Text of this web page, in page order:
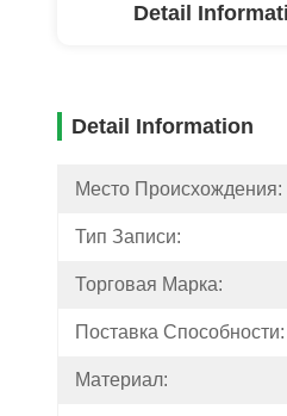
Detail
Detail Information
Место Происхождения:
Тип Записи:
Торговая Марка:
Поставка Способности:
Материал: